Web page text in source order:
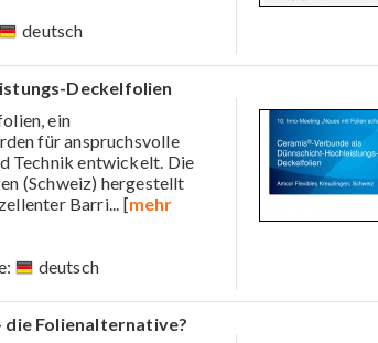
deutsch
Deckelfolien
ein
für anspruchsvolle
Technik entwickelt. Die
(Schweiz) hergestellt
Barri... [mehr
deutsch
Folienalternative?